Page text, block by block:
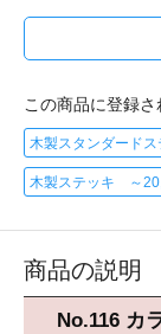
この商品に登録
木製スタンダードス
木製ステッキ ～
商品の説明
No.116 カ